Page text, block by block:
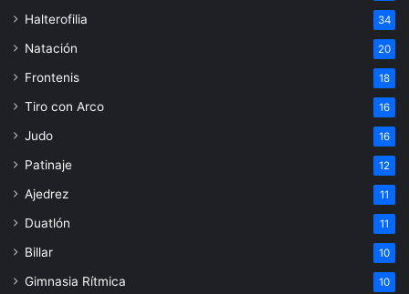
Halterofilia 34
Natación 20
Frontenis 18
Tiro con Arco 16
Judo 16
Patinaje 12
Ajedrez 11
Duatlón 11
Billar 10
Gimnasia Rítmica 10